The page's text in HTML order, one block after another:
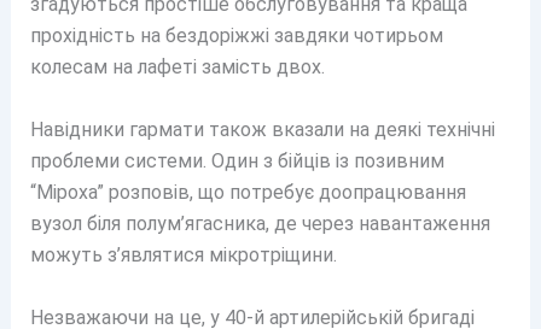
згадуються простіше обслуговування та краща
прохідність на бездоріжжі завдяки чотирьом
колесам на лафеті замість двох.
Навідники гармати також вказали на деякі технічні
проблеми системи. Один з бійців із позивним
“Міроха” розповів, що потребує доопрацювання
вузол біля полум’ягасника, де через навантаження
можуть з’являтися мікротріщини.
Незважаючи на це, у 40-й артилерійській бригаді